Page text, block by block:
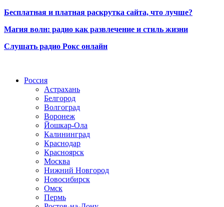
Бесплатная и платная раскрутка сайта, что лучше?
Магия волн: радио как развлечение и стиль жизни
Слушать радио Рокс онлайн
Россия
Астрахань
Белгород
Волгоград
Воронеж
Йошкар-Ола
Калининград
Краснодар
Красноярск
Москва
Нижний Новгород
Новосибирск
Омск
Пермь